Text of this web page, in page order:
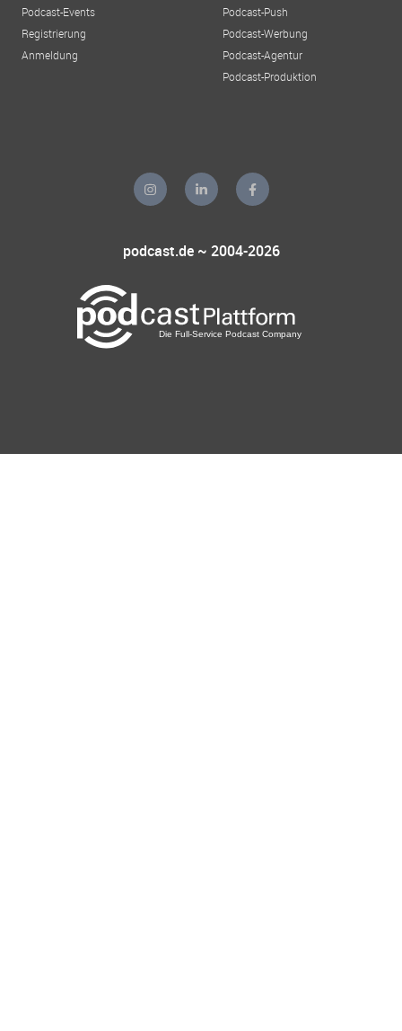
Podcast-Events
Registrierung
Anmeldung
Podcast-Push
Podcast-Werbung
Podcast-Agentur
Podcast-Produktion
podcast.de ~ 2004-2026